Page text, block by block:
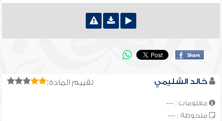
تقييم المادة: خالد الشليمي
معلومات : ---
ملحوظة : ---